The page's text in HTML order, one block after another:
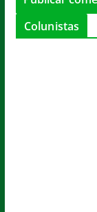
Colunistas